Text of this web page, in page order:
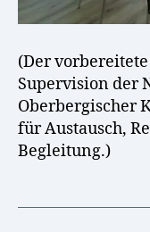
(Der
Supervision der
Oberbergischer
für Austausch,
Begleitung.)